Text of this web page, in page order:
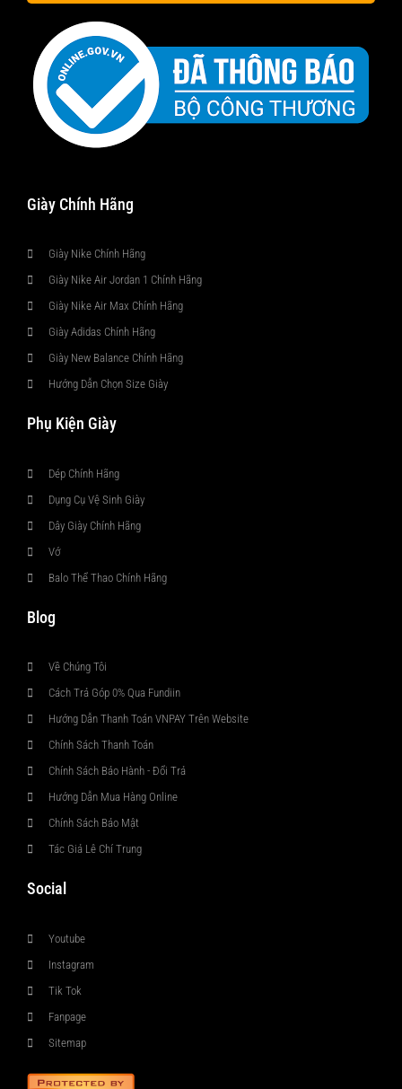
Giày Chính Hãng
Giày Nike Chính Hãng
Giày Nike Air Jordan 1 Chính Hãng
Giày Nike Air Max Chính Hãng
Giày Adidas Chính Hãng
Giày New Balance Chính Hãng
Hướng Dẫn Chọn Size Giày
Phụ Kiện Giày
Dép Chính Hãng
Dụng Cụ Vệ Sinh Giày
Dây Giày Chính Hãng
Vớ
Balo Thể Thao Chính Hãng
Blog
Về Chúng Tôi
Cách Trả Góp 0% Qua Fundiin
Hướng Dẫn Thanh Toán VNPAY Trên Website
Chính Sách Thanh Toán
Chính Sách Bảo Hành - Đổi Trả
Hướng Dẫn Mua Hàng Online
Chính Sách Bảo Mật
Tác Giả Lê Chí Trung
Social
Youtube
Instagram
Tik Tok
Fanpage
Sitemap